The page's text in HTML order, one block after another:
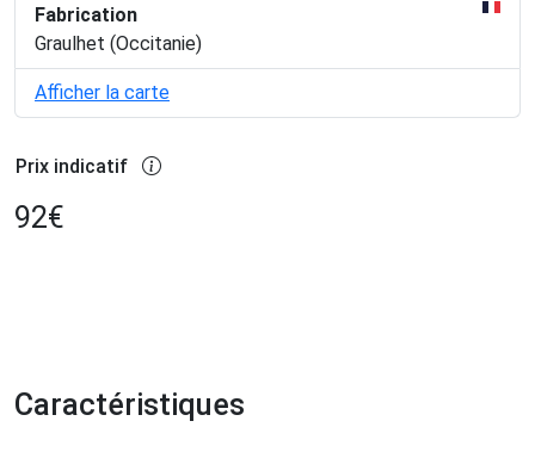
Fabrication
Graulhet (Occitanie)
Afficher la carte
Prix indicatif
92€
Caractéristiques